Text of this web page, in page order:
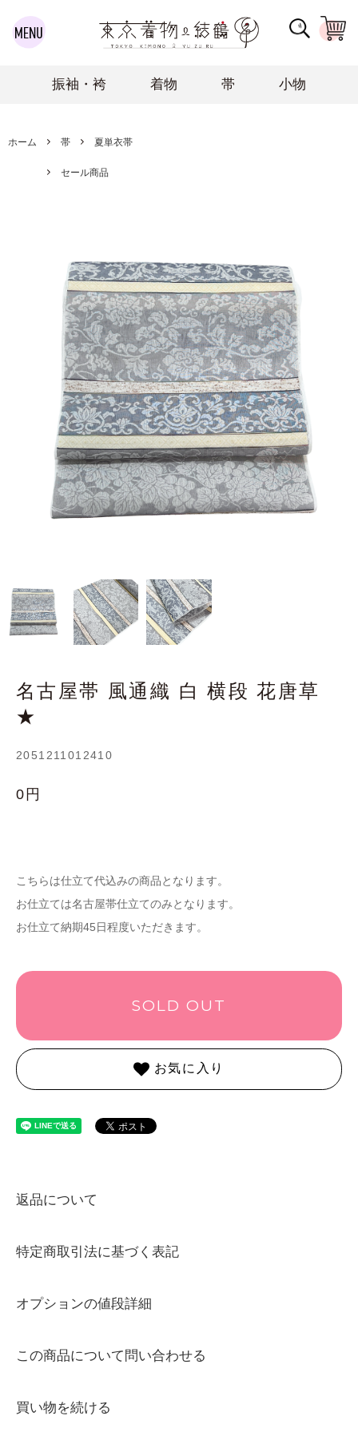
振袖・袴 着物 帯 小物
ホーム 帯 夏単衣帯
セール商品
名古屋帯 風通織 白 横段 花唐草
★
2051211012410
0円
こちらは仕立て代込みの商品となります。
お仕立ては名古屋帯仕立てのみとなります。
お仕立て納期45日程度いただきます。
SOLD OUT
お気に入り
返品について
特定商取引法に基づく表記
オプションの値段詳細
この商品について問い合わせる
買い物を続ける